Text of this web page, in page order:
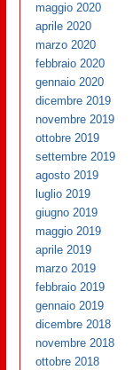
maggio 2020
aprile 2020
marzo 2020
febbraio 2020
gennaio 2020
dicembre 2019
novembre 2019
ottobre 2019
settembre 2019
agosto 2019
luglio 2019
giugno 2019
maggio 2019
aprile 2019
marzo 2019
febbraio 2019
gennaio 2019
dicembre 2018
novembre 2018
ottobre 2018